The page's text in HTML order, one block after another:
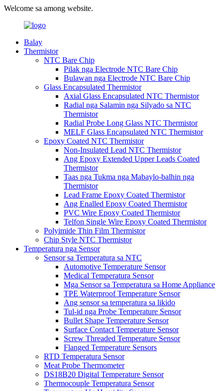
Welcome sa among website.
Balay
Thermistor
NTC Bare Chip
Pilak nga Electrode NTC Bare Chip
Bulawan nga Electrode NTC Bare Chip
Glass Encapsulated Thermistor
Axial Glass Encapsulated NTC Thermistor
Radial nga Salamin nga Silyado sa NTC
Thermistor
Radial Probe Long Glass NTC Thermistor
MELF Glass Encapsulated NTC Thermistor
Epoxy Coated NTC Thermistor
Non-Insulated Lead NTC Thermistor
Ang Epoxy Extended Upper Leads Coated
Thermistor
Taas nga Tukma nga Mabaylo-balhin nga
Thermistor
Lead Frame Epoxy Coated Thermistor
Ang Enalled Epoxy Coated Thermistor
PVC Wire Epoxy Coated Thermistor
Telfon Single Wire Epoxy Coated Thermistor
Polyimide Thin Film Thermistor
Chip Style NTC Thermistor
Temperatura nga Sensor
Sensor sa Temperatura sa NTC
Automotive Temperature Sensor
Medical Temperatura Sensor
Mga Sensor sa Temperatura sa Home Appliance
TPE Waterproof Temperature Sensor
Ang sensor sa temperatura sa likido
Tul-id nga Probe Temperature Sensor
Bullet Shape Temperature Sensor
Surface Contact Temperature Sensor
Screw Threaded Temperature Sensor
Flanged Temperature Sensors
RTD Temperatura Sensor
Meat Probe Thermometer
DS18B20 Digital Temperature Sensor
Thermocouple Temperatura Sensor